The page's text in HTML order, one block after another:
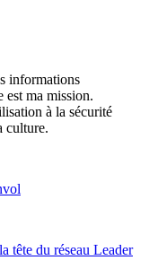
informations
est ma mission.
à la sécurité
culture.
tête du réseau Leader